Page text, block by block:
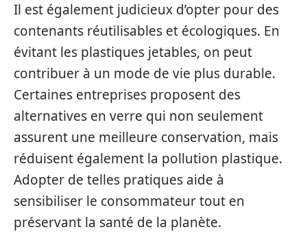
Il est également judicieux d’opter pour des
contenants réutilisables et écologiques. En
évitant les plastiques jetables, on peut
contribuer à un mode de vie plus durable.
Certaines entreprises proposent des
alternatives en verre qui non seulement
assurent une meilleure conservation, mais
réduisent également la pollution plastique.
Adopter de telles pratiques aide à
sensibiliser le consommateur tout en
préservant la santé de la planète.